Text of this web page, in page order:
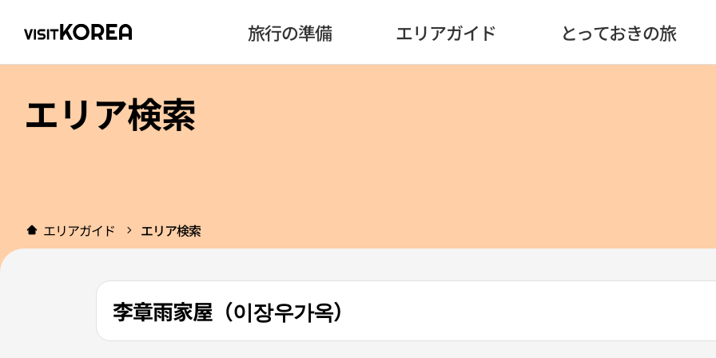
旅行の準備 エリアガイド とっておきの旅
エリア検索
エリアガイド エリア検索
李章雨家屋（이장우가옥）